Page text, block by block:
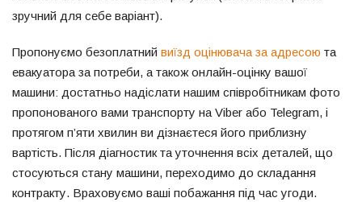
зручний для себе варіант).
Пропонуємо безоплатний виїзд оцінювача за адресою та
евакуатора за потреби, а також онлайн-оцінку вашої
машини: достатньо надіслати нашим співробітникам фото
пропонованого вами транспорту на Viber або Telegram, і
протягом п’яти хвилин ви дізнаєтеся його приблизну
вартість. Після діагностик та уточнення всіх деталей, що
стосуються стану машини, переходимо до складання
контракту. Враховуємо ваші побажання під час угоди.